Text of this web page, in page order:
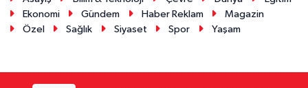
Ekonomi
Gündem Haber Reklam
Magazin
Özel
Sağlık Siyaset Spor Yaşam